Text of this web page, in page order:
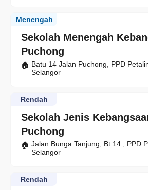
Sekolah Menengah
Puchong
Menengah
Batu 14 Jalan Puchong, PPD
Selangor
Sekolah Jenis
Puchong
Rendah
Jalan Bunga Tanjung, Bt 14 , PPD
Selangor
Rendah